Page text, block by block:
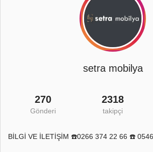
setra mobilya
270
Gönderi
2318
takipçi
BİLGİ VE İLETİŞİM ☎️0266 374 22 66 ☎️